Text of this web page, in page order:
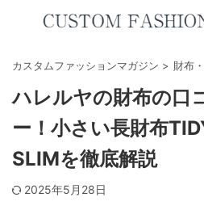
カスタムファッションマガジン > 財布
ハレルヤの財布の口
ー！小さい長財布
SLIMを徹底解説
2025年5月28日